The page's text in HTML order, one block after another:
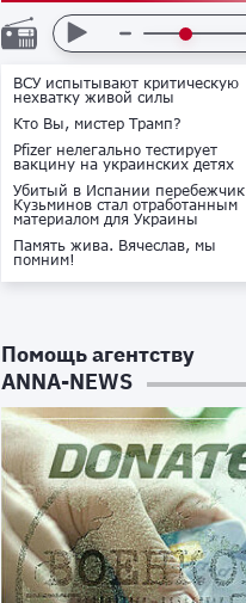
ВСУ испытывают критическую
нехватку живой силы
Кто Вы, мистер Трамп?
Pfizer нелегально тестирует
вакцину на украинских детях
Убитый в Испании перебежчик
Кузьминов стал отработанным
материалом для Украины
Память жива. Вячеслав, мы
помним!
Не доставайся ты никому!
Помощь агентству
ANNA-NEWS